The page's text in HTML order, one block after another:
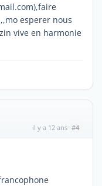
esperer nous
vive en harmonie
il y a 12 ans #4